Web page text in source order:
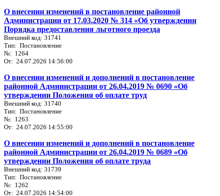
О внесении изменений в постановление районной
Администрации от 17.03.2020 № 314 «Об утверждении
Порядка предоставления льготного проезда
Внешний код: 31741
Тип: Постановление
№: 1264
От: 24.07.2026 14:56:00
О внесении изменений и дополнений в постановление
районной Администрации от 26.04.2019 № 0690 «Об
утверждении Положения об оплате труд
Внешний код: 31740
Тип: Постановление
№: 1263
От: 24.07.2026 14:55:00
О внесении изменений и дополнений в постановление
районной Администрации от 26.04.2019 № 0689 «Об
утверждении Положения об оплате труда
Внешний код: 31739
Тип: Постановление
№: 1262
От: 24.07.2026 14:54:00